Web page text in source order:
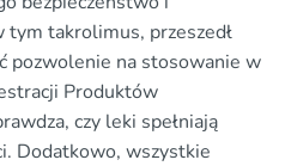
tym takrolimus, przeszedł
pozwolenie na stosowanie w
Produktów
czy leki spełniają
Dodatkowo, wszystkie